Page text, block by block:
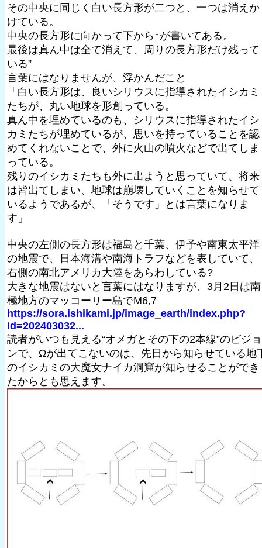
その中央に同じく白い長方形が二つと、一つは消えか
けている。
中央の長方形に向かって下から↑が書いてある。
最後は真ん中は全て消えて、周りの長方形だけ残って
いる”
言葉にはなりませんが、浮かんだこと
「白い長方形は、良いシリウスに指導されたイシカミ
たちが、丸い地球を形創っている。
真ん中を埋めているのも、シリウスに指導されたイシ
カミたちが埋めているが、思いを持っていることを認
めてくれないことで、外に火山の噴火などで出てしま
っている。
残りのイシカミたちも外に出ようと思っていて、将来
は皆出てしまい、地球は崩壊していくことを知らせて
いるようであるが、「そうです」とは言葉になりま
す」
中央の左側の長方形は福島と千葉、伊予や南東太平洋
の地震で、日本海溝や南海トラフなどを表していて、
右側の南北アメリカ大陸をあらわしている?
大きな地震はないと言葉にはなりますが、3月2日は南
極地方のマッコーリー島でM6,7
https://sora.ishikami.jp/image_earth/index.php?
id=202403032...
読者がいつも見える“オメガとその下の2本線”のビジョ
ンで、Ωが出てこないのは、先日から知らせている地
のイシカミの大魔女ナイカ洞窟が知らせることができ
たからとも思えます。